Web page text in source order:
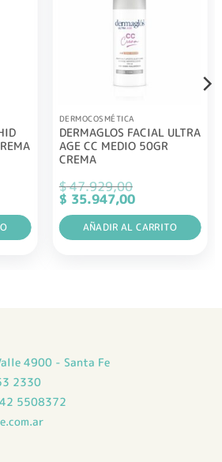
DERMOCOSMÉTICA
DERMAGLOS FACIAL ULTRA
AGE CC MEDIO 50GR
CREMA
$47.929,00
El
precio
original
era:
$ 47.929,00.
$ 35.947,00El
precio
actual
es:
$ 35.947,00.
AÑADIR AL CARRITO
4900 - Santa Fe
2330
5508372